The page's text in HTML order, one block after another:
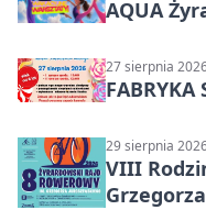
AQUA
27 sierpnia
29 sierpnia
VIII